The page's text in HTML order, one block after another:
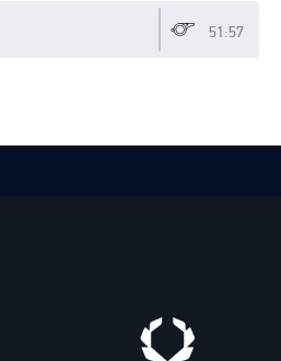
51:57